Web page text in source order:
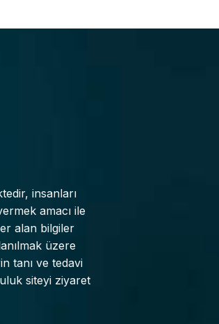
insanları
amacı ile
alan bilgiler
üzere
tanı ve tedavi
siteyi ziyaret